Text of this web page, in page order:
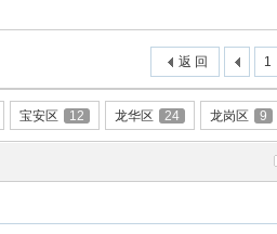
1
返 回
宝安区 12 龙华区 24 龙岗区 9